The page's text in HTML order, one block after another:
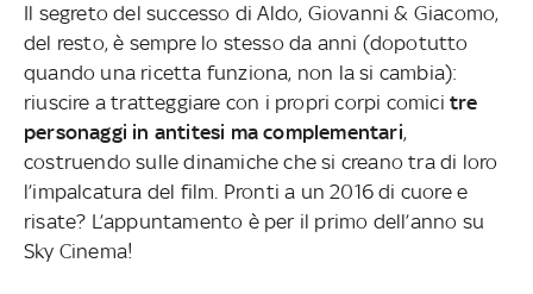
Il segreto del successo di Aldo, Giovanni & Giacomo,
del resto, è sempre lo stesso da anni (dopotutto
quando una ricetta funziona, non la si cambia):
riuscire a tratteggiare con i propri corpi comici tre
personaggi in antitesi ma complementari,
costruendo sulle dinamiche che si creano tra di loro
l’impalcatura del film. Pronti a un 2016 di cuore e
risate? L’appuntamento è per il primo dell’anno su
Sky Cinema!